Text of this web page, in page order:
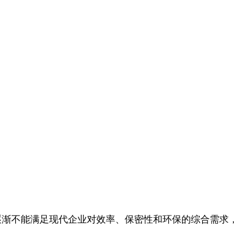
不能满足现代企业对效率、保密性和环保的综合需求